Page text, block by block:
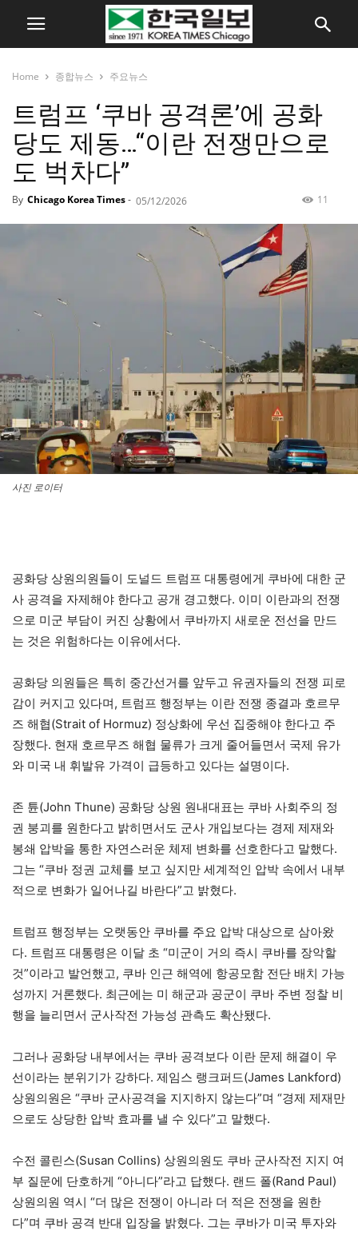
Home 종합뉴스 주요뉴스
트럼프 ‘쿠바 공격론’에 공화
당도 제동…“이란 전쟁만으로
도 벅차다”
By Chicago Korea Times- 05/12/2026 11
사진 로이터
공화당 상원의원들이 도널드 트럼프 대통령에게 쿠바에 대한 군
사 공격을 자제해야 한다고 공개 경고했다. 이미 이란과의 전쟁
으로 미군 부담이 커진 상황에서 쿠바까지 새로운 전선을 만드
는 것은 위험하다는 이유에서다.
공화당 의원들은 특히 중간선거를 앞두고 유권자들의 전쟁 피로
감이 커지고 있다며, 트럼프 행정부는 이란 전쟁 종결과 호르무
즈 해협(Strait of Hormuz) 정상화에 우선 집중해야 한다고 주
장했다. 현재 호르무즈 해협 물류가 크게 줄어들면서 국제 유가
와 미국 내 휘발유 가격이 급등하고 있다는 설명이다.
존 튠(John Thune) 공화당 상원 원내대표는 쿠바 사회주의 정
권 붕괴를 원한다고 밝히면서도 군사 개입보다는 경제 제재와
봉쇄 압박을 통한 자연스러운 체제 변화를 선호한다고 말했다.
그는 “쿠바 정권 교체를 보고 싶지만 세계적인 압박 속에서 내부
적으로 변화가 일어나길 바란다”고 밝혔다.
트럼프 행정부는 오랫동안 쿠바를 주요 압박 대상으로 삼아왔
다. 트럼프 대통령은 이달 초 “미군이 거의 즉시 쿠바를 장악할
것”이라고 발언했고, 쿠바 인근 해역에 항공모함 전단 배치 가능
성까지 거론했다. 최근에는 미 해군과 공군이 쿠바 주변 정찰 비
행을 늘리면서 군사작전 가능성 관측도 확산됐다.
그러나 공화당 내부에서는 쿠바 공격보다 이란 문제 해결이 우
선이라는 분위기가 강하다. 제임스 랭크퍼드(James Lankford)
상원의원은 “쿠바 군사공격을 지지하지 않는다”며 “경제 제재만
으로도 상당한 압박 효과를 낼 수 있다”고 말했다.
수전 콜린스(Susan Collins) 상원의원도 쿠바 군사작전 지지 여
부 질문에 단호하게 “아니다”라고 답했다. 랜드 폴(Rand Paul)
상원의원 역시 “더 많은 전쟁이 아니라 더 적은 전쟁을 원한
다”며 쿠바 공격 반대 입장을 밝혔다. 그는 쿠바가 미국 투자와